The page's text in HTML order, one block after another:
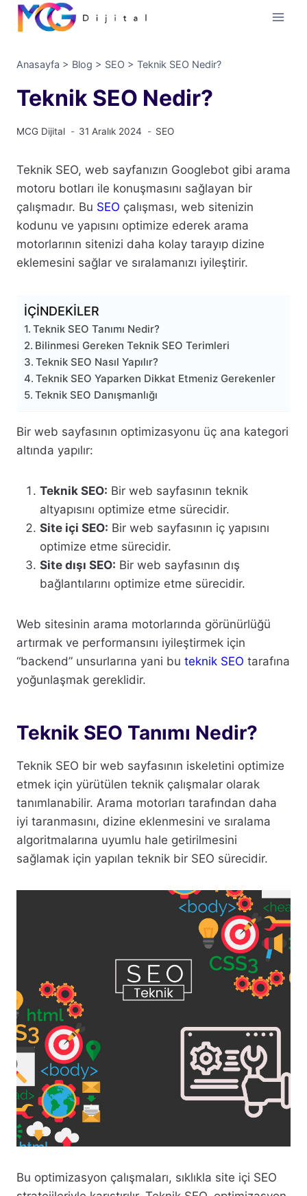
İçeriğe
geç
Anasayfa > Blog > SEO > Teknik SEO Nedir?
Teknik SEO Nedir?
MCG Dijital 31 Aralık 2024 SEO
Teknik SEO, web sayfanızın Googlebot gibi arama
motoru botları ile konuşmasını sağlayan bir
çalışmadır. Bu SEO çalışması, web sitenizin
kodunu ve yapısını optimize ederek arama
motorlarının sitenizi daha kolay tarayıp dizine
eklemesini sağlar ve sıralamanızı iyileştirir.
İÇİNDEKİLER
Teknik SEO Tanımı Nedir?
Bilinmesi Gereken Teknik SEO Terimleri
Teknik SEO Nasıl Yapılır?
Teknik SEO Yaparken Dikkat Etmeniz Gerekenler
Teknik SEO Danışmanlığı
Bir web sayfasının optimizasyonu üç ana kategori
altında yapılır:
Teknik SEO: Bir web sayfasının teknik
altyapısını optimize etme sürecidir.
Site içi SEO: Bir web sayfasının iç yapısını
optimize etme sürecidir.
Site dışı SEO: Bir web sayfasının dış
bağlantılarını optimize etme sürecidir.
Web sitesinin arama motorlarında görünürlüğü
artırmak ve performansını iyileştirmek için
“backend” unsurlarına yani bu teknik SEO tarafına
yoğunlaşmak gereklidir.
Teknik SEO Tanımı Nedir?
Teknik SEO bir web sayfasının iskeletini optimize
etmek için yürütülen teknik çalışmalar olarak
tanımlanabilir. Arama motorları tarafından daha
iyi taranmasını, dizine eklenmesini ve sıralama
algoritmalarına uyumlu hale getirilmesini
sağlamak için yapılan teknik bir SEO sürecidir.
Bu optimizasyon çalışmaları, sıklıkla site içi SEO